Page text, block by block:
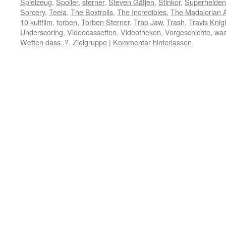
Sorcery, Teela, The Boxtrolls, The Incredibles, The Madalorian
10 kultfilm, torben, Torben Sterner, Trap Jaw, Trash, Travis
Underscoring, Videocassetten, Videotheken, Vorgeschichte,
Wetten dass..?, Zielgruppe | Kommentar hinterlassen